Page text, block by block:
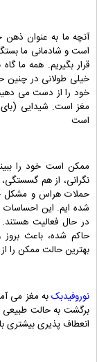
آنچه ما به عنوان
است و شادمانی ما
قرار بگیریم. همه ما
خیلی طولانی در چنین
خود را از دست می
مغز است. شیدایی (بای
است
ممکن است خود را
نگرانی، از هم
حملات هراس و مشکل
شده ایم. این احساسات
در حال فعالیت هستند.
حاکم شده، باعث بروز
بهترین حالت ممکن را
نوروفیدبکبه مغز می
برگشت به حالت طبیعی
انعطاف پذیری بیشتری